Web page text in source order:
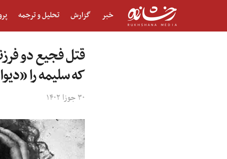
خبر گزارش تحلیل و ترجمه
قتل فجیع دو
که سلیمه را
۳۰ جوزا ۱۴۰۲